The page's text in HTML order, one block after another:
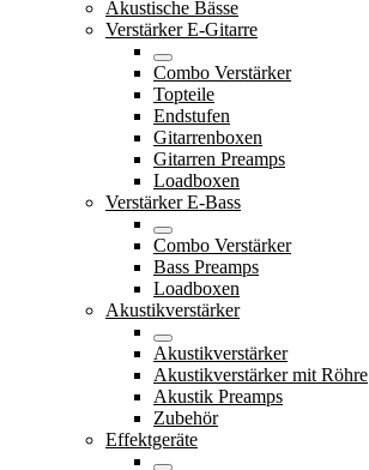
Akustische Bässe
Verstärker E-Gitarre
Combo Verstärker
Topteile
Endstufen
Gitarrenboxen
Gitarren Preamps
Loadboxen
Verstärker E-Bass
Combo Verstärker
Bass Preamps
Loadboxen
Akustikverstärker
Akustikverstärker
Akustikverstärker mit Röhre
Akustik Preamps
Zubehör
Effektgeräte